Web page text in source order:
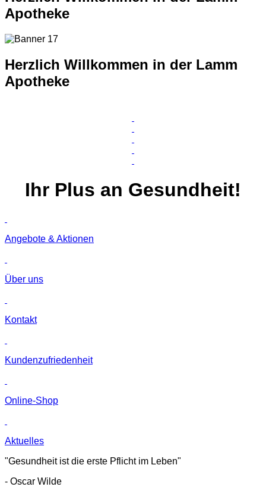
Apotheke
Herzlich Willkommen in der Lamm
Apotheke
Ihr Plus an Gesundheit!
Angebote & Aktionen
Über uns
Kontakt
Kunden­zufriedenheit
Online-Shop
Aktuelles
"Gesundheit ist die erste Pflicht im Leben"
- Oscar Wilde